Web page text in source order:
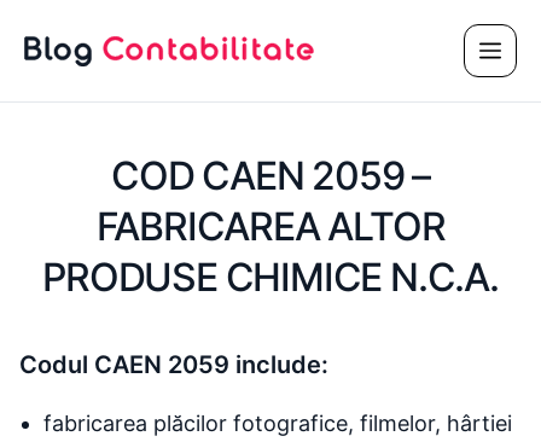
COD CAEN 2059 –
FABRICAREA ALTOR
PRODUSE CHIMICE N.C.A.
Codul CAEN 2059 include:
fabricarea plăcilor fotografice, filmelor, hârtiei